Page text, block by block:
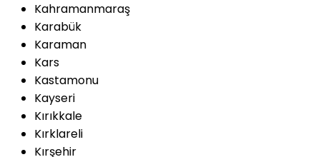
Kahramanmaraş
Karabük
Karaman
Kars
Kastamonu
Kayseri
Kırıkkale
Kırklareli
Kırşehir